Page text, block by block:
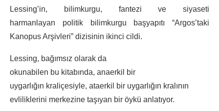
Lessing’in, bilimkurgu, fantezi ve siyaseti
harmanlayan politik bilimkurgu başyapıtı “Argos’taki
Kanopus Arşivleri” dizisinin ikinci cildi.
Lessing, bağımsız olarak da
okunabilen bu kitabında, anaerkil bir
uygarlığın kraliçesiyle, ataerkil bir uygarlığın kralının
evliliklerini merkezine taşıyan bir öykü anlatıyor.